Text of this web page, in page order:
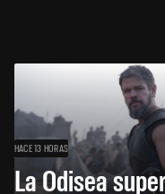
HACE 13 HORAS
La Odisea